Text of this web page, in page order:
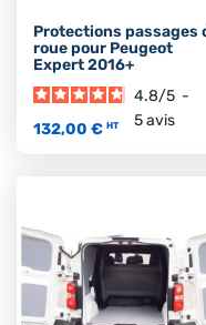
Protections passages
roue pour Peugeot
Expert 2016+
4.8/5 -
5avis
132,00 € HT